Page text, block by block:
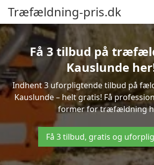
Træfældning-pris.dk
Få 3 tilbud på
Kauslunde
Indhent 3 uforpligtende tilbud på
Kauslunde – helt gratis! Få
former for træfældning
Få 3 tilbud, gratis og